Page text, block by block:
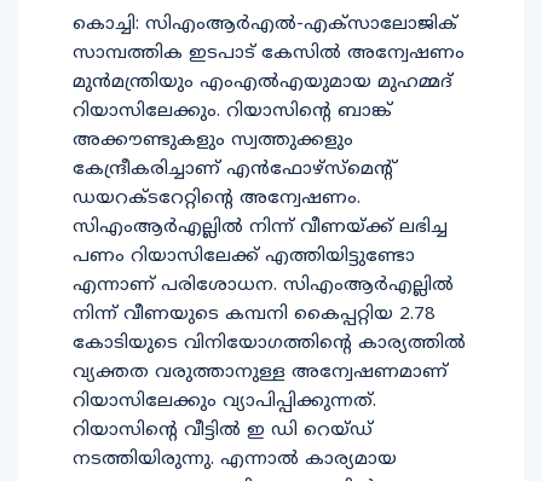
കൊച്ചി: സിഎംആര്‍എല്‍-എക്സാലോജിക്
സാമ്പത്തിക ഇടപാട് കേസില്‍ അന്വേഷണം
മുന്‍മന്ത്രിയും എംഎല്‍എയുമായ മുഹമ്മദ്
റിയാസിലേക്കും. റിയാസിന്റെ ബാങ്ക്
അക്കൗണ്ടുകളും സ്വത്തുക്കളും
കേന്ദ്രീകരിച്ചാണ് എന്‍ഫോഴ്സ്മെന്റ്
ഡയറക്ടറേറ്റിന്റെ അന്വേഷണം.
സിഎംആര്‍എല്ലില്‍ നിന്ന് വീണയ്ക്ക് ലഭിച്ച
പണം റിയാസിലേക്ക് എത്തിയിട്ടുണ്ടോ
എന്നാണ് പരിശോധന. സിഎംആര്‍എല്ലില്‍
നിന്ന് വീണയുടെ കമ്പനി കൈപ്പറ്റിയ 2.78
കോടിയുടെ വിനിയോഗത്തിന്റെ കാര്യത്തില്‍
വ്യക്തത വരുത്താനുള്ള അന്വേഷണമാണ്
റിയാസിലേക്കും വ്യാപിപ്പിക്കുന്നത്.
റിയാസിന്റെ വീട്ടില്‍ ഇ ഡി റെയ്ഡ്
നടത്തിയിരുന്നു. എന്നാല്‍ കാര്യമായ